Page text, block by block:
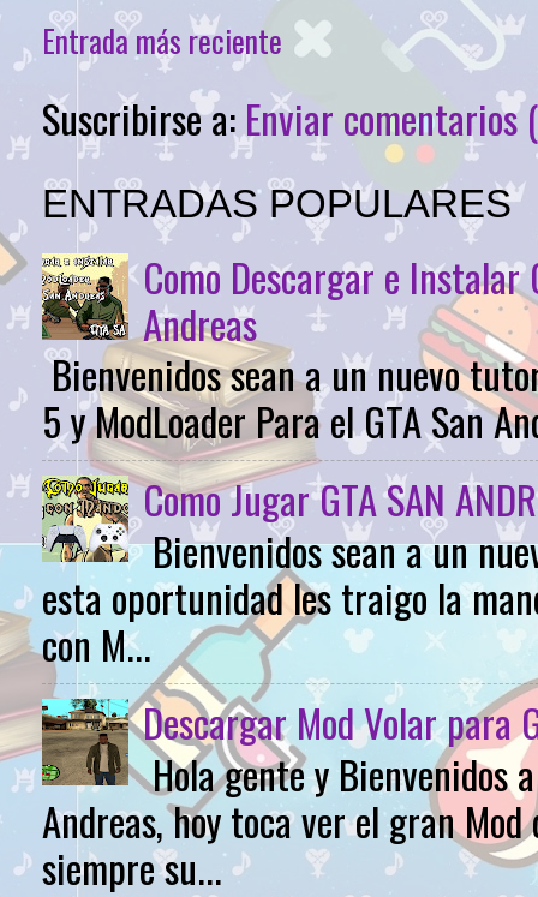
Entrada más reciente
Suscribirse a: Enviar comentarios
ENTRADAS POPULARES
Como Descargar e Instalar
Andreas
Bienvenidos sean a un nuevo
5 y ModLoader Para el GTA San
Como Jugar GTA SAN
Bienvenidos sean a un
esta oportunidad les traigo la
con M...
Descargar Mod Volar para
Hola gente y Bienvenidos
Andreas, hoy toca ver el gran
siempre su...